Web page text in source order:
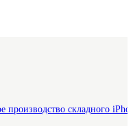
производство складного